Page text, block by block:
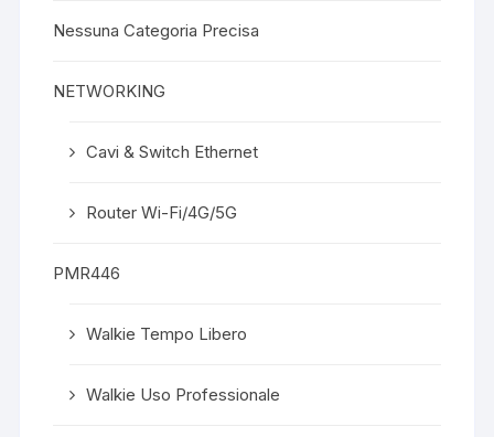
Nessuna Categoria Precisa
NETWORKING
Cavi & Switch Ethernet
Router Wi-Fi/4G/5G
PMR446
Walkie Tempo Libero
Walkie Uso Professionale